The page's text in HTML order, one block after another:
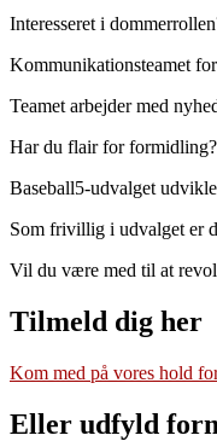
Interesseret i
Kommunikationsteamet
Teamet arbejder med
Har du flair for formidling?
Baseball5-udvalget
Som frivillig i udvalget er
Vil du være med til at
Tilmeld dig her
Kom med på vores hold
Eller udfyld